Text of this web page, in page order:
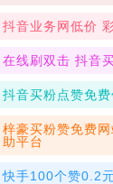
抖音业务网低价
在线刷双击 抖音
抖音买粉点赞免
梓豪买粉赞免费
助平台
快手100个赞0.2